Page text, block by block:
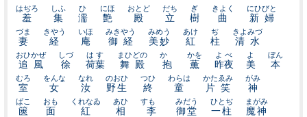
羞
はぢろ
集
しふ
濡
ひ
艶
にほ
殿
おとど
立
だち
樹
ぎ
曲
きよく
新婦
にひびと
妻
づま
経
きやう
庵
いほ
御経
みきやう
美妙
みめう
紅
あけ
柱
ぢ
清水
きよみづ
追風
おひかぜ
徐
しづ
荷葉
はす
舞殿
まひどの
抱
かゝ
薫
かを
昨夜
よべ
美
よ
本
ぼん
室
むろ
女
をんな
汝
なれ
野生
のおひ
終
つひ
童
わらは
片笑
かたゑみ
神
がみ
篋
ばこ
面
おも
紅
くれなゐ
相
あひ
李
すもゝ
御堂
みだう
一柱
ひとぢ
魔神
まがみ